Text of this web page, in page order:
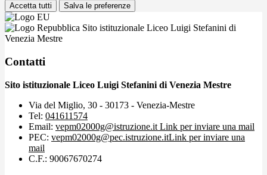
Accetta tutti Salva le preferenze
Sito istituzionale Liceo Luigi Stefanini di
Venezia Mestre
Contatti
Sito istituzionale Liceo Luigi Stefanini di Venezia Mestre
Via del Miglio, 30 - 30173 - Venezia-Mestre
Tel: 041611574
Email: vepm02000g@istruzione.it Link per inviare una mail
PEC: vepm02000g@pec.istruzione.itLink per inviare una
mail
C.F.: 90067670274